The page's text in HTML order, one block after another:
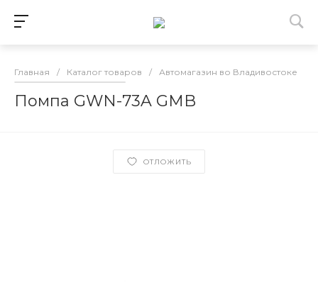
Главная / Каталог товаров / Автомагазин во Владивостоке
Помпа GWN-73A GMB
ОТЛОЖИТЬ